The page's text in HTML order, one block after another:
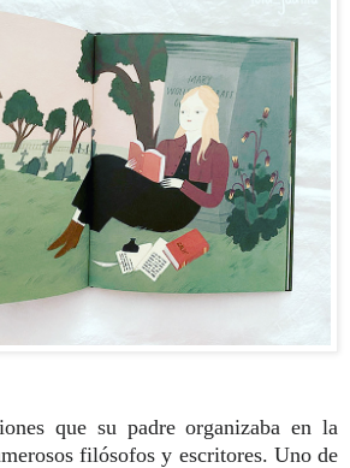
que su padre organizaba en la
filósofos y escritores. Uno de